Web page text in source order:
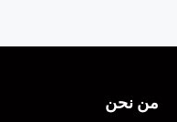
من نحن